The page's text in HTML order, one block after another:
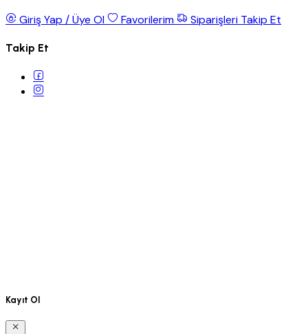
Giriş Yap / Üye Ol Favorilerim Siparişleri Takip Et
Takip Et
Kayıt Ol